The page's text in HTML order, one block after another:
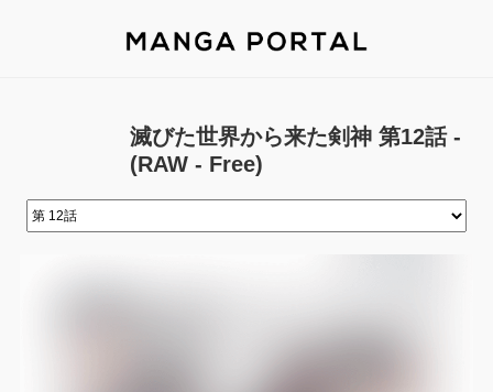
滅びた世界から来た剣神 第12話 -
(RAW - Free)